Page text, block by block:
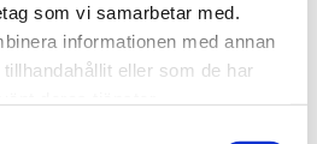
som vi samarbetar med.
informationen med annan
eller som de har